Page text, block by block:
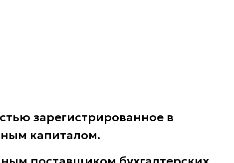
зарегистрированное в
капиталом.